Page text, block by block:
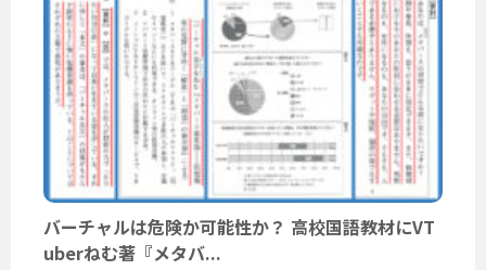
バーチャルは危険か可能性か？ 高校国語教材にVT
uberねむ著『メタバ...